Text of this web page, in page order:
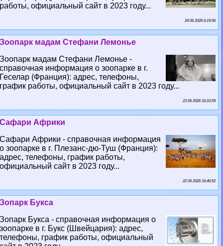
работы, официальный сайт в 2023 году...
24 06 2026 6:19:56
Зоопарк мадам Стефани Лемонье
Зоопарк мадам Стефани Лемонье -
справочная информация о зоопарке в г.
Геселар (Франция): адрес, телефоны,
график работы, официальный сайт в 2023 году...
23 06 2026 16:10:59
Сафари Африки
Сафари Африки - справочная информация
о зоопарке в г. Плезанс-дю-Туш (Франция):
адрес, телефоны, график работы,
официальный сайт в 2023 году...
22 06 2026 16:40:52
Зопарк Букса
Зопарк Букса - справочная информация о
зоопарке в г. Букс (Швейцария): адрес,
телефоны, график работы, официальный